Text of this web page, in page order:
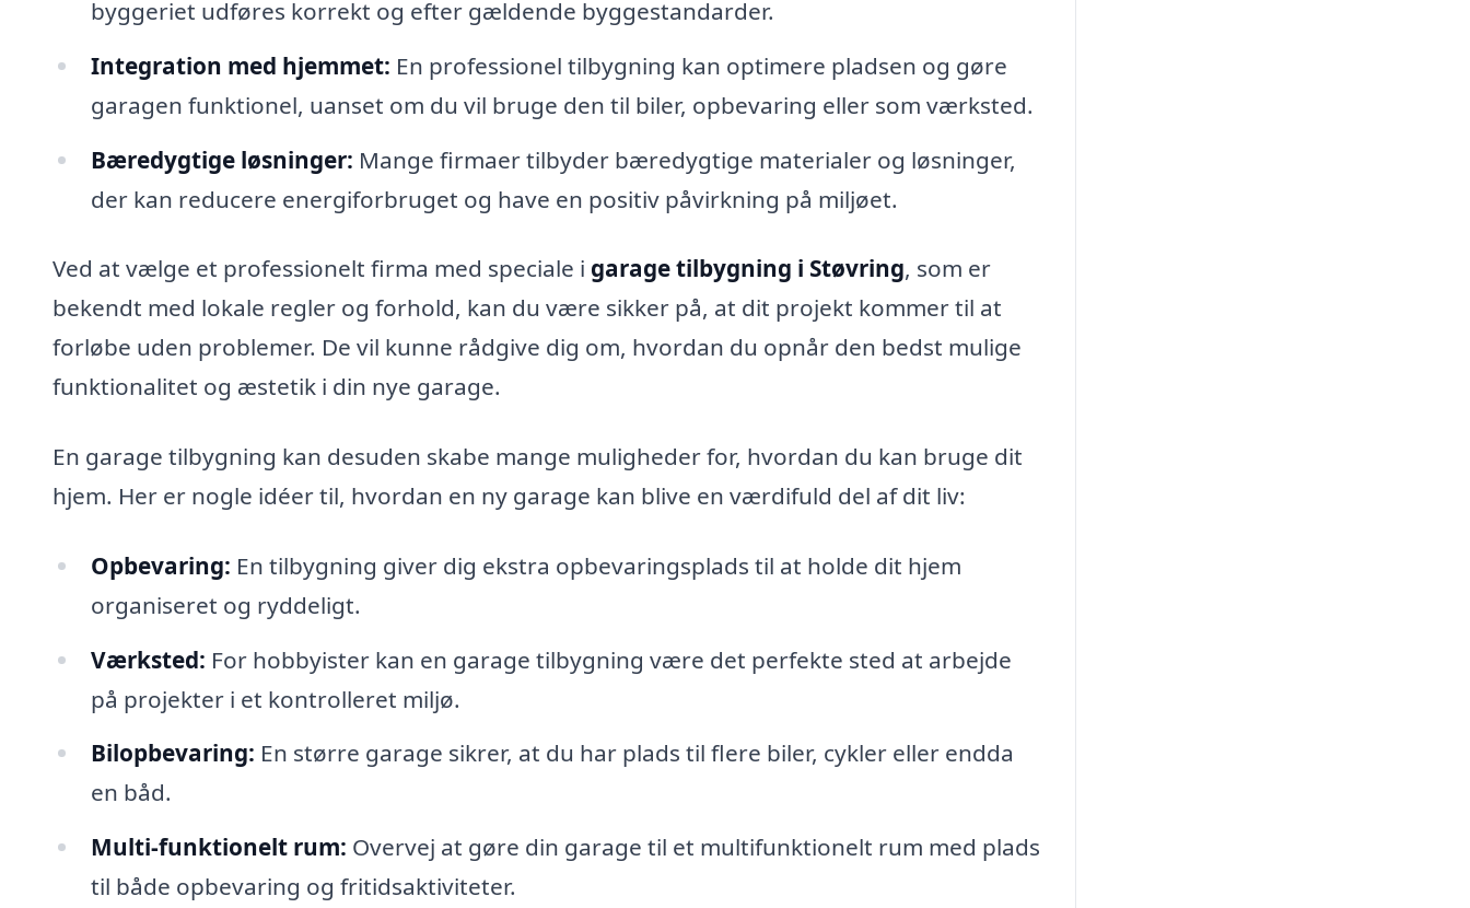
byggeriet udføres korrekt og efter gældende byggestandarder.
Integration med hjemmet: En professionel tilbygning kan optimere pladsen og gøre
garagen funktionel, uanset om du vil bruge den til biler, opbevaring eller som værksted.
Bæredygtige løsninger: Mange firmaer tilbyder bæredygtige materialer og løsninger,
der kan reducere energiforbruget og have en positiv påvirkning på miljøet.
Ved at vælge et professionelt firma med speciale i garage tilbygning i Støvring, som er
bekendt med lokale regler og forhold, kan du være sikker på, at dit projekt kommer til at
forløbe uden problemer. De vil kunne rådgive dig om, hvordan du opnår den bedst mulige
funktionalitet og æstetik i din nye garage.
En garage tilbygning kan desuden skabe mange muligheder for, hvordan du kan bruge dit
hjem. Her er nogle idéer til, hvordan en ny garage kan blive en værdifuld del af dit liv:
Opbevaring: En tilbygning giver dig ekstra opbevaringsplads til at holde dit hjem
organiseret og ryddeligt.
Værksted: For hobbyister kan en garage tilbygning være det perfekte sted at arbejde
på projekter i et kontrolleret miljø.
Bilopbevaring: En større garage sikrer, at du har plads til flere biler, cykler eller endda
en båd.
Multi-funktionelt rum: Overvej at gøre din garage til et multifunktionelt rum med plads
til både opbevaring og fritidsaktiviteter.